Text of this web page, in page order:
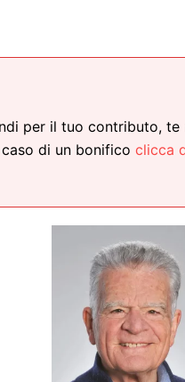
per il tuo contributo, te
di un bonifico clicca